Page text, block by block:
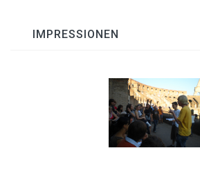
IMPRESSIONEN